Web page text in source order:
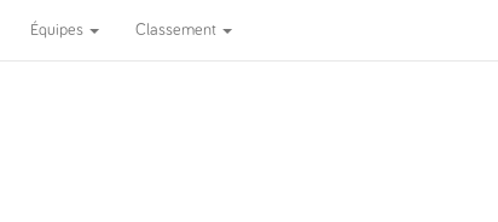
Équipes Classement